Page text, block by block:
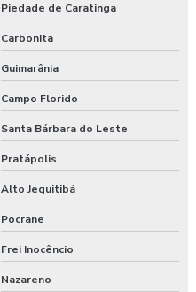
Piedade de Caratinga
Carbonita
Guimarânia
Campo Florido
Santa Bárbara do Leste
Pratápolis
Alto Jequitibá
Pocrane
Frei Inocêncio
Nazareno